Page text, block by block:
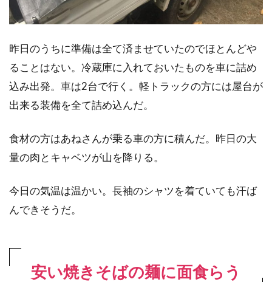
昨日のうちに準備は全て済ませていたのでほとんどや
ることはない。冷蔵庫に入れておいたものを車に詰め
込み出発。車は2台で行く。軽トラックの方には屋台が
出来る装備を全て詰め込んだ。
食材の方はあねさんが乗る車の方に積んだ。昨日の大
量の肉とキャベツが山を降りる。
今日の気温は温かい。長袖のシャツを着ていても汗ば
んできそうだ。
安い焼きそばの麺に面食らう